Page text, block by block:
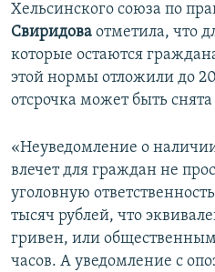
Хельсинского союза по
Свиридова отметила, что
которые остаются
этой нормы отложили до
отсрочка может быть
«Неуведомление о
влечет для граждан не
уголовную
тысяч рублей, что
гривен, или
часов. А уведомление с